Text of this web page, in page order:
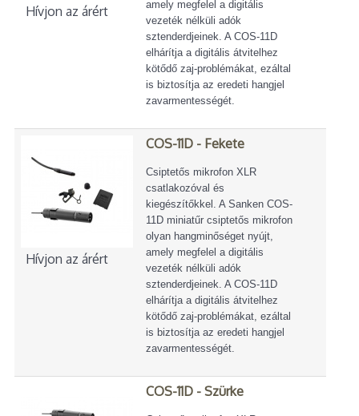
Hívjon az árért
amely megfelel a digitális
vezeték nélküli adók
sztenderdjeinek. A COS-11D
elhárítja a digitális átvitelhez
kötődő zaj-problémákat, ezáltal
is biztosítja az eredeti hangjel
zavarmentességét.
Hívjon az árért
COS-11D - Fekete
Csiptetős mikrofon XLR
csatlakozóval és
kiegészítőkkel. A Sanken COS-
11D miniatűr csiptetős mikrofon
olyan hangminőséget nyújt,
amely megfelel a digitális
vezeték nélküli adók
sztenderdjeinek. A COS-11D
elhárítja a digitális átvitelhez
kötődő zaj-problémákat, ezáltal
is biztosítja az eredeti hangjel
zavarmentességét.
COS-11D - Szürke